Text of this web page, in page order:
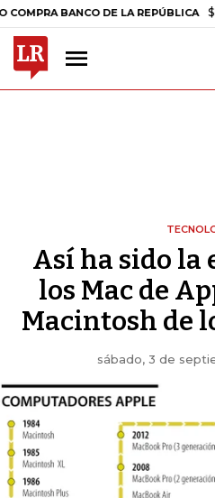
BANCO DE LA REPÚBLICA $
Así ha sido la
los Mac de
Macintosh de
sábado, 3 de